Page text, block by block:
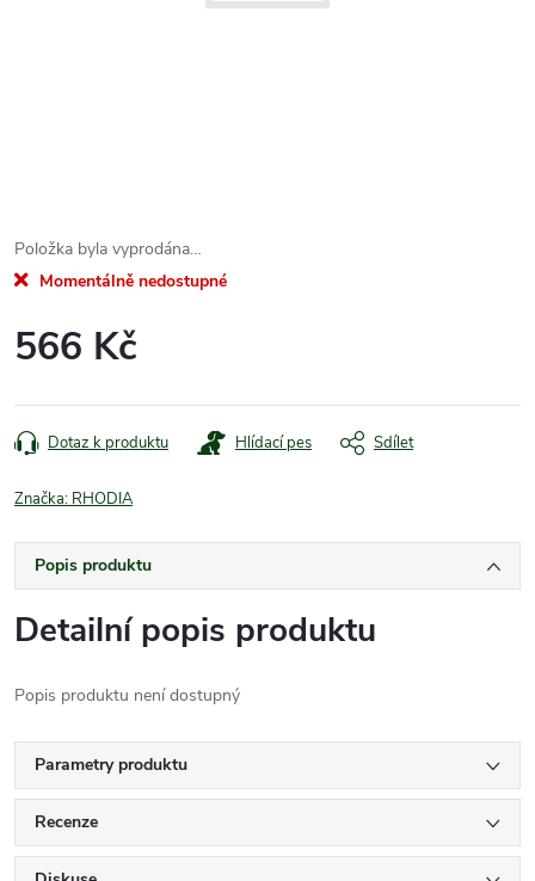
Položka byla vyprodána…
Momentálně nedostupné
566 Kč
cena:
Dotaz k produktu Hlídací pes Sdílet
Značka: RHODIA
Popis produktu
Detailní popis produktu
Popis produktu není dostupný
Parametry produktu
Recenze